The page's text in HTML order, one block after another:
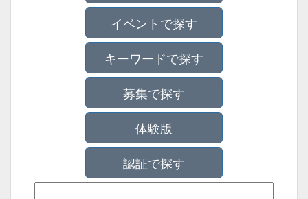
イベントで探す
キーワードで探す
募集で探す
体験版
認証で探す